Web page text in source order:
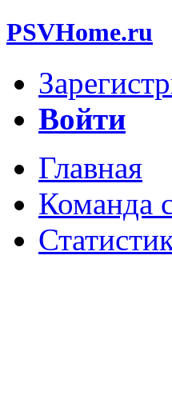
PSVHome.ru
Войти
Главная
Команда